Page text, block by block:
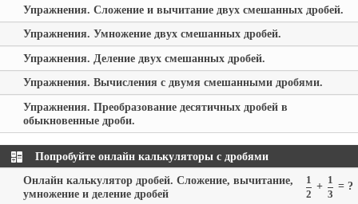
Упражнения. Сложение и вычитание двух смешанных дробей.
Упражнения. Умножение двух смешанных дробей.
Упражнения. Деление двух смешанных дробей.
Упражнения. Вычисления с двумя смешанными дробями.
Упражнения. Преобразование десятичных дробей в
обыкновенные дроби.
Попробуйте онлайн калькуляторы с дробями
1
2
+ 1
3
= ?
Онлайн калькулятор дробей. Сложение, вычитание,
умножение и деление дробей